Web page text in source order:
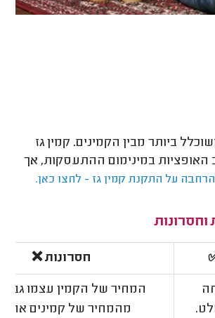
ביותר מבין הקמינים. קמין גז
במינימום ההתעסקות, אך
על התקנת קמין גז - לחצו כאן.
וחסרונות
חסרונות ❌
המחיר של הקמין עצמו גבוה
מהמחיר של קמינים